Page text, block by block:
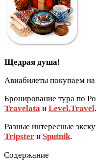
Щедрая душа!
Авиабилеты покупаем на
Бронирование тура по
Travelata и Level.Travel.
Разные интересные
Tripster и Sputnik.
Содержание